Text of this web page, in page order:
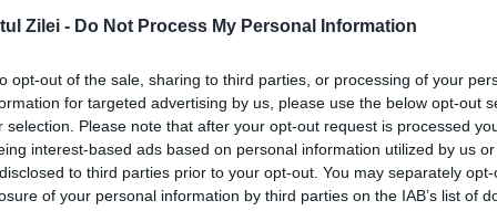
Zilei - Do Not Process My Personal Information
opt-out of the sale, sharing to third parties, or processing of your
for targeted advertising by us, please use the below opt-out
selection. Please note that after your opt-out request is processed
interest-based ads based on personal information utilized by us
to third parties prior to your opt-out. You may separately
of your personal information by third parties on the IAB’s list of
larg. Chiar dacă în ultima perioadă
ul românesc, Strunilă a fost invitat la o
mai multe declarații privind colegii de
cel mai mult alcool. Actorul a